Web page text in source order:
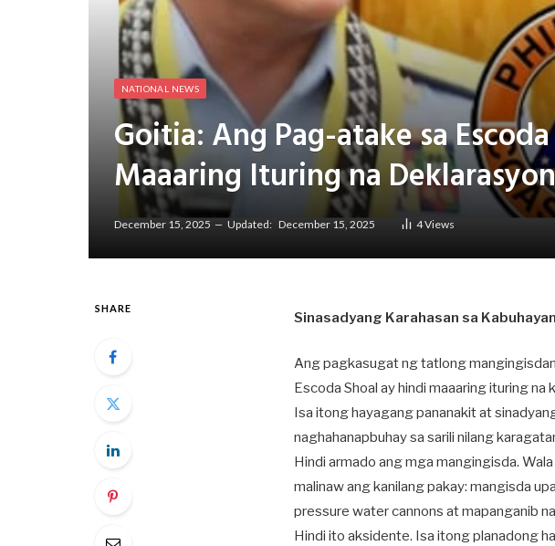
NATIONAL NEWS
Goitia: Ang Pag-atake sa
Maaaring Ituring na
December 15, 2025 Updated: December 15, 2025 4Views
SHARE
Sinasadyang Karahasan sa
Ang pagkasugat ng tatlong
Escoda Shoal ay hindi maaaring ituring
Isa itong hayagang pananakit at
naghahanapbuhay sa sarili nilang
Hindi armado ang mga mangingisda.
malinaw ang kanilang pakay: mangisda
pressure water cannons at mapanganib
Hindi ito aksidente. Isa itong planadong